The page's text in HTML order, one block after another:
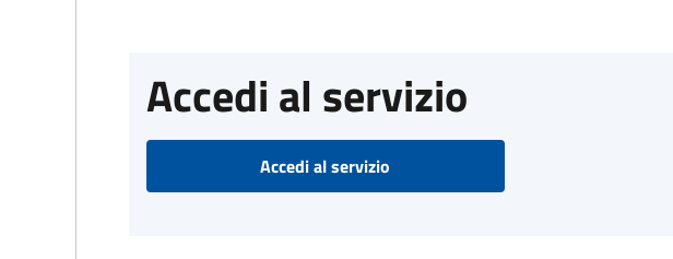
Accedi al servizio
Accedi al servizio